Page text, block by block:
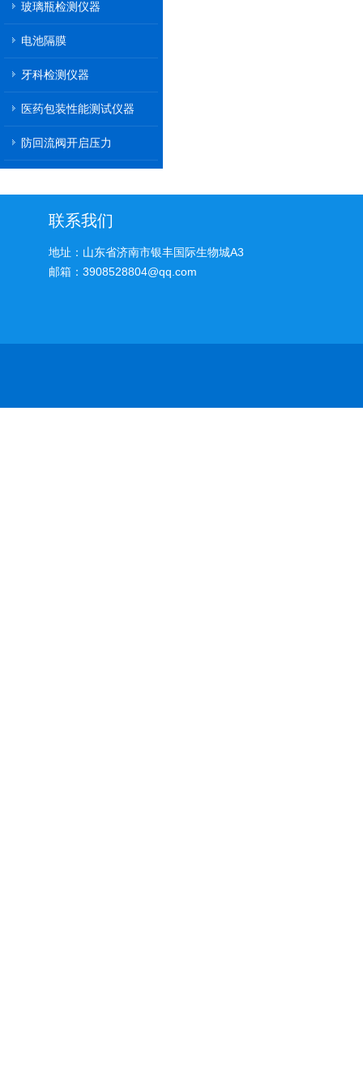
玻璃瓶检测仪器
电池隔膜
牙科检测仪器
医药包装性能测试仪器
防回流阀开启压力
联系我们
地址：山东省济南市银丰国际生物城A3
邮箱：3908528804@qq.com